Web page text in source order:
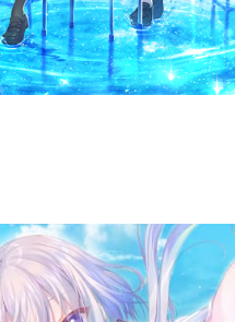
ホーム